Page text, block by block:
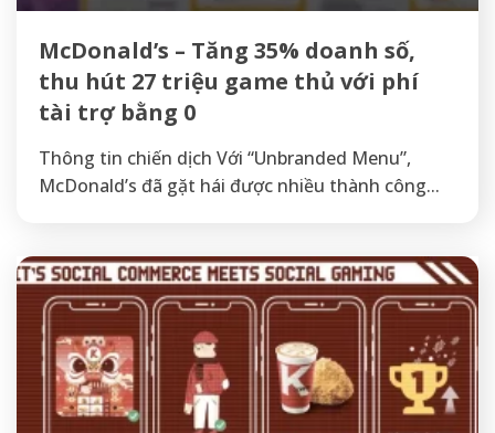
McDonald’s – Tăng 35% doanh số,
thu hút 27 triệu game thủ với phí
tài trợ bằng 0
Thông tin chiến dịch Với “Unbranded Menu”,
McDonald’s đã gặt hái được nhiều thành công...